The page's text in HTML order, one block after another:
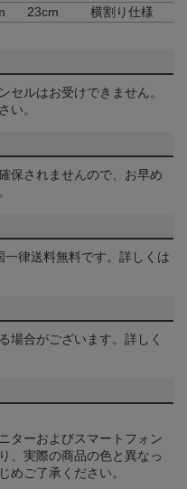
23cm 横割り仕様
セルはお受けできません。
い。
保されませんので、お早め
律送料無料です。詳しくは
場合がございます。詳しく
ターおよびスマートフォン
、実際の商品の色と異なっ
めご了承ください。